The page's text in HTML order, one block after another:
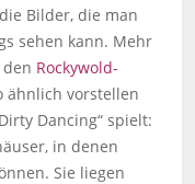
Bilder, die man
sehen kann. Mehr
Rockywold-
ähnlich vorstellen
Dancing“ spielt:
in denen
Sie liegen